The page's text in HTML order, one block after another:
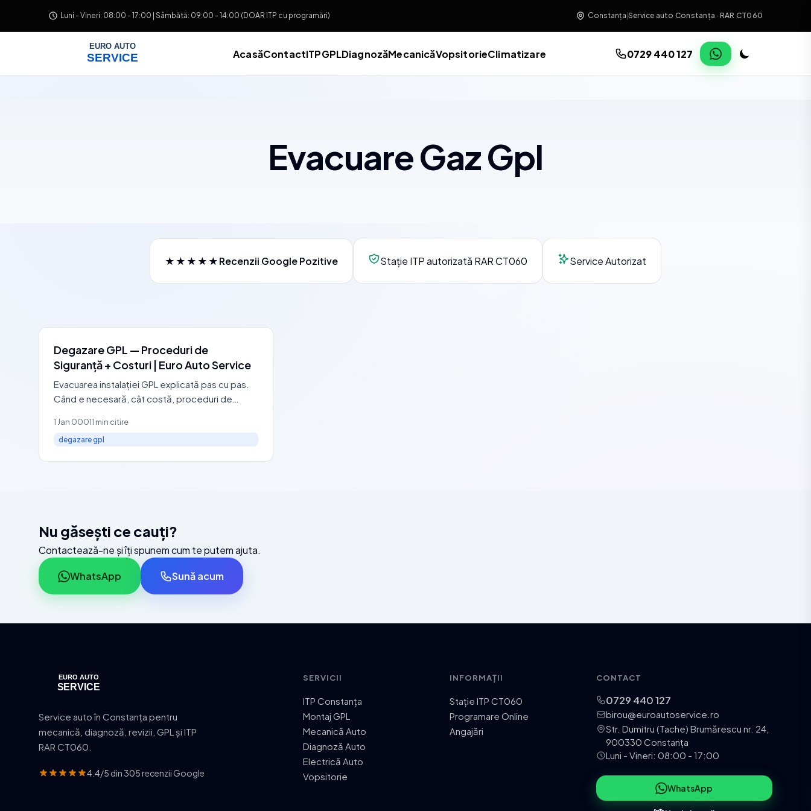
Luni - Vineri: 08:00 - 17:00 | Sâmbătă: 09:00 - 14:00 (DOAR ITP cu programări) Constanța Service auto Constanța · RAR CT060
AcasăContactITPGPLDiagnozăMecanicăVopsitorieClimatizare 0729 440 127
Evacuare Gaz Gpl
★★★★★Recenzii Google Pozitive Stație ITP autorizată RAR CT060 Service Autorizat
Degazare GPL — Proceduri de
Siguranță + Costuri | Euro Auto Service
Evacuarea instalației GPL explicată pas cu pas.
Când e necesară, cât costă, proceduri de
1 Jan 00011 min citire
degazare gpl
Nu găsești ce cauți?
Contactează-ne și îți spunem cum te putem ajuta.
WhatsApp Sună acum
Service auto în Constanța pentru
mecanică, diagnoză, revizii, GPL și ITP
RAR CT060.
4.4/5 din 305 recenzii Google
SERVICII
ITP Constanța
Montaj GPL
Mecanică Auto
Diagnoză Auto
Electrică Auto
Vopsitorie
INFORMAȚII
Stație ITP CT060
Programare Online
Angajări
CONTACT
0729 440 127
birou@euroautoservice.ro
Str. Dumitru (Tache) Brumărescu nr. 24,
900330 Constanța
Luni - Vineri: 08:00 - 17:00
WhatsApp